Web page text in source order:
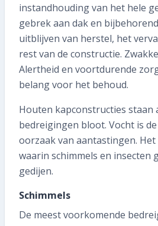
instandhouding van het hele
gebrek aan dak en
uitblijven van herstel, het
rest van de constructie.
Alertheid en voortdurende
belang voor het behoud.
Houten kapconstructies staan
bedreigingen bloot. Vocht is
oorzaak van aantastingen.
waarin schimmels en insecten
gedijen.
Schimmels
De meest voorkomende